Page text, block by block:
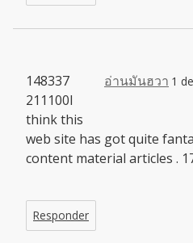
อ่านมันฮวา 1
148337
211100I
think this
web site has got quite
content material articles .
Responder